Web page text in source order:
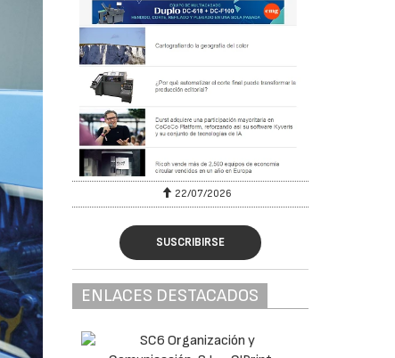
22/07/2026
SUSCRIBIRSE
ENLACES DESTACADOS